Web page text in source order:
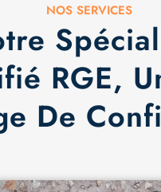
NOS SERVICES
RGE,
De